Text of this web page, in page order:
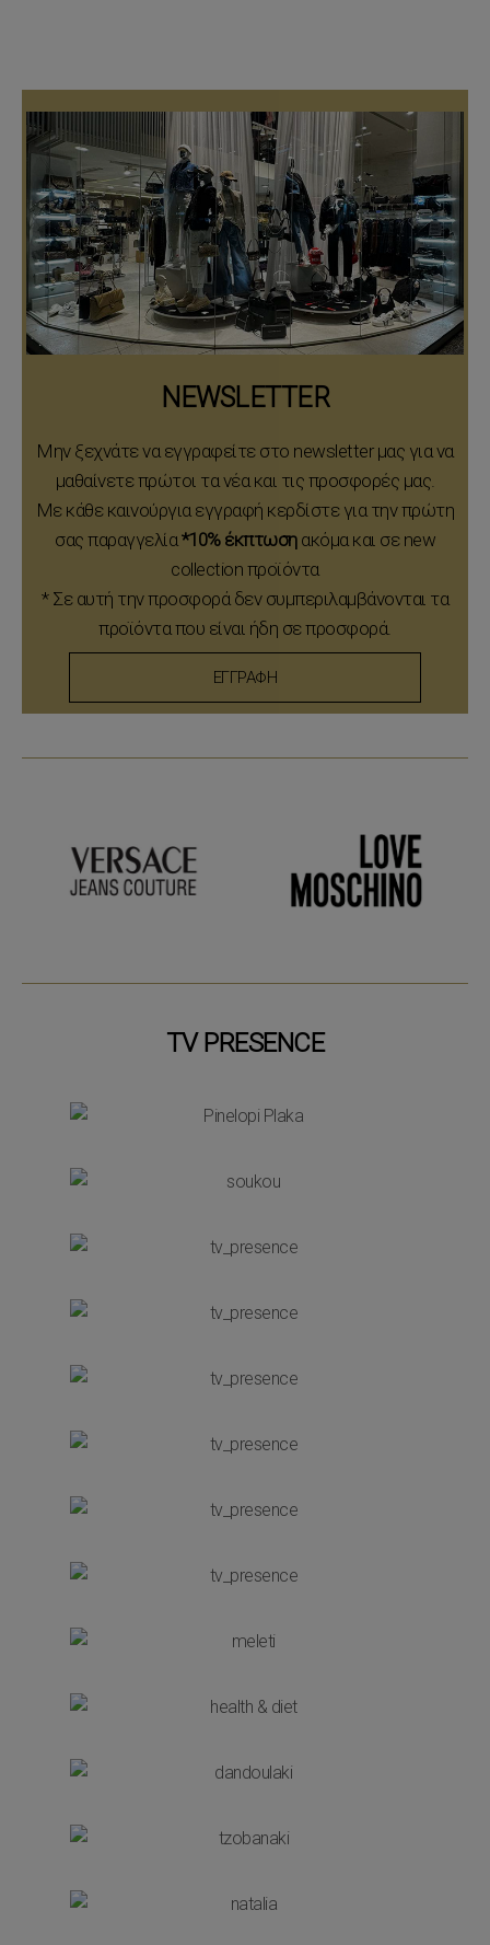
NEWSLETTER
Μην ξεχνάτε να εγγραφείτε στο newsletter μας για να
μαθαίνετε πρώτοι τα νέα και τις προσφορές μας.
Με κάθε καινούργια εγγραφή κερδίστε για την πρώτη
σας παραγγελία *10% έκπτωσηακόμα και σε new
collection προϊόντα
* Σε αυτή την προσφορά δεν συμπεριλαμβάνονται τα
προϊόντα που είναι ήδη σε προσφορά.
ΕΓΓΡΑΦΗ
TV PRESENCE